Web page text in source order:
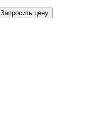
Запросить цену